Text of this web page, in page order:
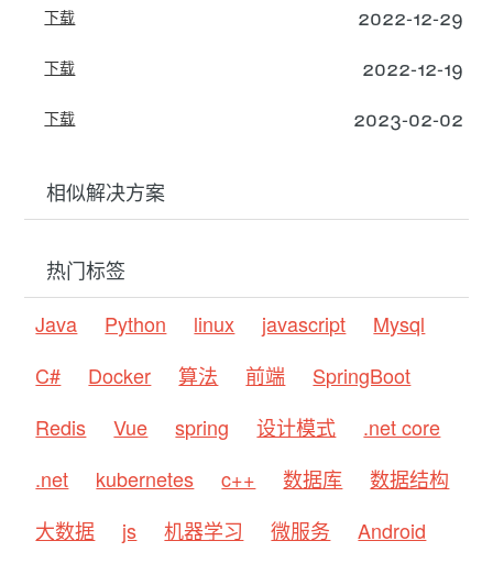
下载 2022-12-29
下载 2022-12-19
下载 2023-02-02
相似解决方案
热门标签
Java
Python linux javascript
Mysql
C#
Docker 算法 前端
SpringBoot
Redis
Vue spring 设计模式
.net core
.net
kubernetes c++ 数据库
数据结构
大数据
js 机器学习 微服务
Android